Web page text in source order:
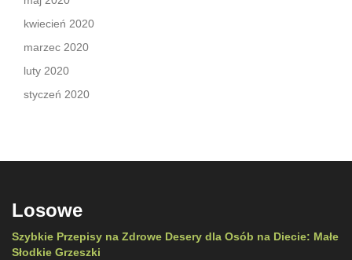
kwiecień 2020
marzec 2020
luty 2020
styczeń 2020
Losowe
Szybkie Przepisy na Zdrowe Desery dla Osób na Diecie: Małe
Słodkie Grzeszki